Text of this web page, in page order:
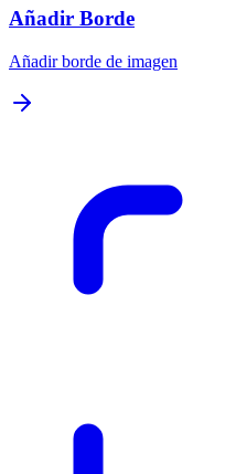
Añadir Borde
Añadir borde de imagen